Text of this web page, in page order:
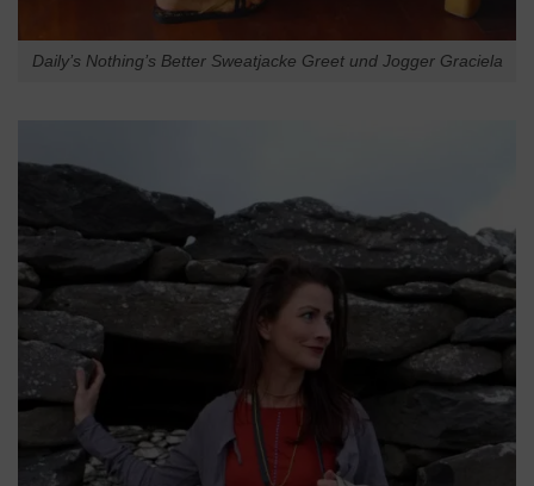
Daily’s Nothing’s Better Sweatjacke Greet und Jogger Graciela